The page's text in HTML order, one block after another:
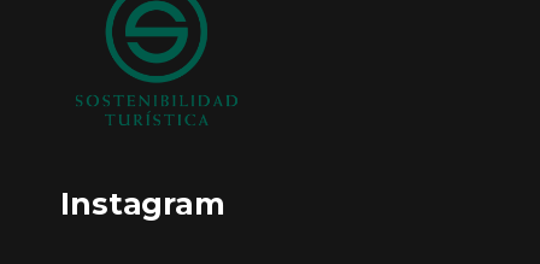
Instagram